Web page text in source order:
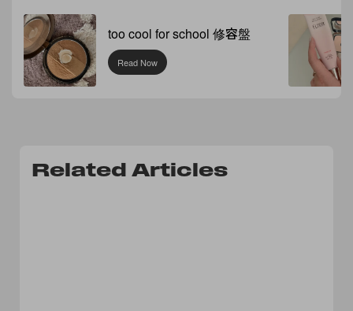
too cool for school 修容盤
Read Now
Related Articles